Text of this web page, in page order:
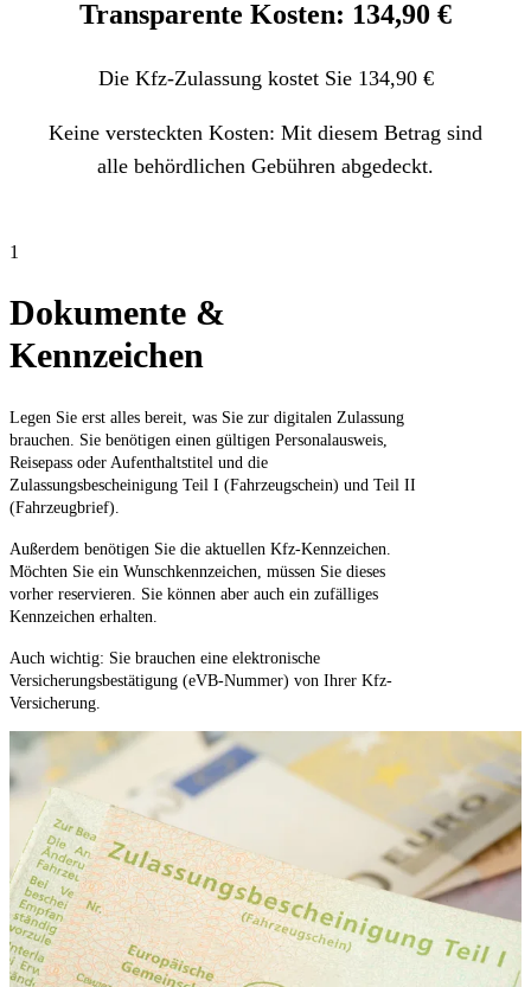
Transparente Kosten: 134,90 €
Die Kfz-Zulassung kostet Sie 134,90 €
Keine versteckten Kosten: Mit diesem Betrag sind
alle behördlichen Gebühren abgedeckt.
1
Dokumente &
Kennzeichen
Legen Sie erst alles bereit, was Sie zur digitalen Zulassung
brauchen. Sie benötigen einen gültigen Personalausweis,
Reisepass oder Aufenthaltstitel und die
Zulassungsbescheinigung Teil I (Fahrzeugschein) und Teil II
(Fahrzeugbrief).
Außerdem benötigen Sie die aktuellen Kfz-Kennzeichen.
Möchten Sie ein Wunschkennzeichen, müssen Sie dieses
vorher reservieren. Sie können aber auch ein zufälliges
Kennzeichen erhalten.
Auch wichtig: Sie brauchen eine elektronische
Versicherungsbestätigung (eVB-Nummer) von Ihrer Kfz-
Versicherung.